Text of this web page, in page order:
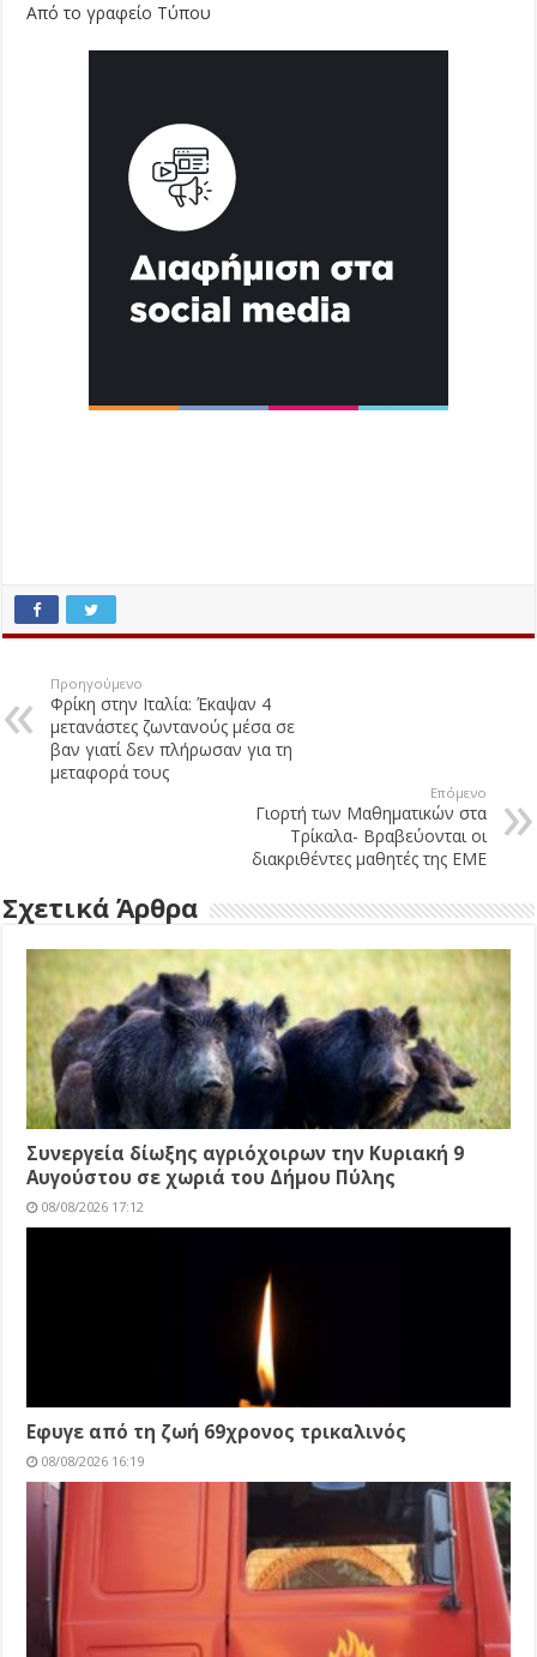
Από το γραφείο Τύπου
Προηγούμενο
Φρίκη στην Ιταλία: Έκαψαν 4
μετανάστες ζωντανούς μέσα σε
βαν γιατί δεν πλήρωσαν για τη
μεταφορά τους
Επόμενο
Γιορτή των Μαθηματικών στα
Τρίκαλα- Βραβεύονται οι
διακριθέντες μαθητές της ΕΜΕ
Σχετικά Άρθρα
Συνεργεία δίωξης αγριόχοιρων την Κυριακή 9
Αυγούστου σε χωριά του Δήμου Πύλης
08/08/2026 17:12
Εφυγε από τη ζωή 69χρονος τρικαλινός
08/08/2026 16:19